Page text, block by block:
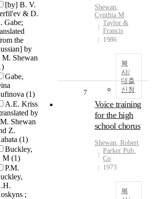
[by] B. V.
& D.
Gabe;
the
by
M. Shewan
Gabe,
(1)
A.E. Kriss
by
Shewan
Z.
(1)
Buckley,
M (1)
P.M.
;
Shewan,
Cynthia M
Taylor &
Francis
1986
복
사/
대출
신청
7
Voice training
for the high
school chorus
Shewan, Robert
Parker Pub.
Co
1973
복